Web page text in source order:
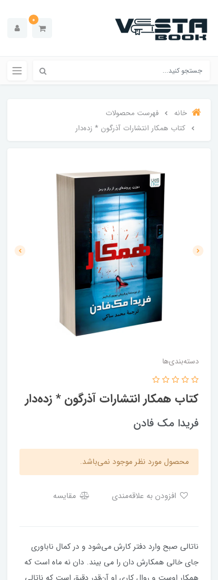
0
خانه
فهرست محصولات
کتاب همکار انتشارات آذرگون * زده‌دار
دسته‌بندی‌ها
کتاب همکار انتشارات آذرگون * زده‌دار
فریدا مک‌ فادن
محصول مورد نظر موجود نمی‌باشد.
مقایسه
ناتالی صبح وارد دفتر کارش می‌شود و در کمال ناباوری
جای خالی همکارش دان را می بیند. دان نه ماه است که